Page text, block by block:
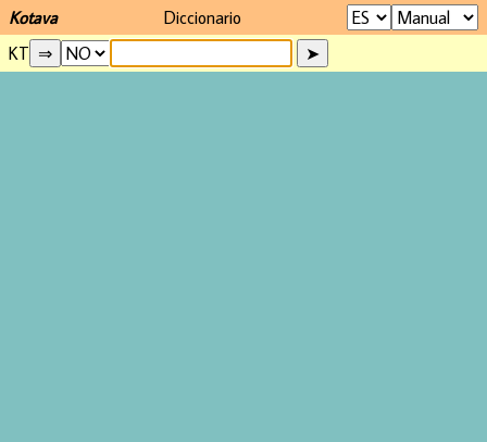
Kotava
Diccionario
KT